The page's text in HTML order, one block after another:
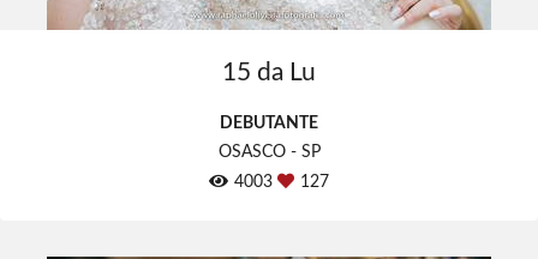
15 da Lu
DEBUTANTE
OSASCO - SP
4003
127